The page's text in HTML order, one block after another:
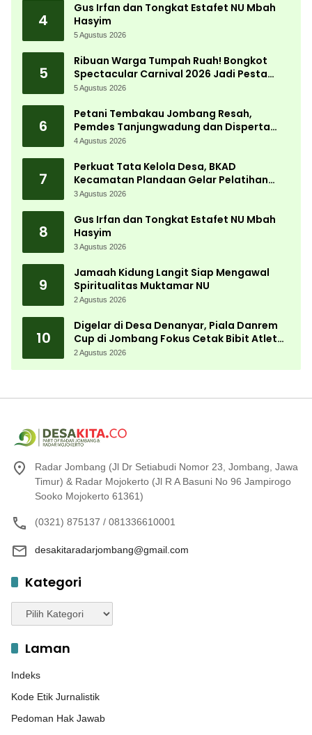
4
Gus Irfan dan Tongkat Estafet NU Mbah
Hasyim
5 Agustus 2026
5
Ribuan Warga Tumpah Ruah! Bongkot
Spectacular Carnival 2026 Jadi Pesta
Kemerdekaan Terbesar di Peterongan
5 Agustus 2026
6
Petani Tembakau Jombang Resah,
Pemdes Tanjungwadung dan Disperta
Bergerak Cepat
4 Agustus 2026
7
Perkuat Tata Kelola Desa, BKAD
Kecamatan Plandaan Gelar Pelatihan
Aparatur Pemdes
3 Agustus 2026
8
Gus Irfan dan Tongkat Estafet NU Mbah
Hasyim
3 Agustus 2026
9
Jamaah Kidung Langit Siap Mengawal
Spiritualitas Muktamar NU
2 Agustus 2026
10
Digelar di Desa Denanyar, Piala Danrem
Cup di Jombang Fokus Cetak Bibit Atlet
Menembak Berprestasi
2 Agustus 2026
Radar Jombang (Jl Dr Setiabudi Nomor 23, Jombang, Jawa
Timur) & Radar Mojokerto (Jl R A Basuni No 96 Jampirogo
Sooko Mojokerto 61361)
(0321) 875137 / 081336610001
desakitaradarjombang@gmail.com
Kategori
Kategori
Laman
Indeks
Kode Etik Jurnalistik
Pedoman Hak Jawab